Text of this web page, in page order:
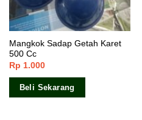
Mangkok Sadap Getah Karet
500 Cc
Rp 1.000
Beli Sekarang